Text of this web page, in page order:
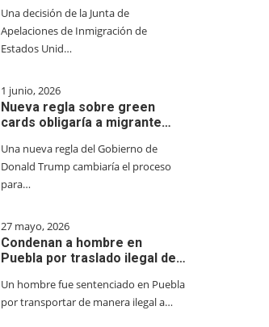
Una decisión de la Junta de
Apelaciones de Inmigración de
Estados Unid…
1 junio, 2026
Nueva regla sobre green
cards obligaría a migrante…
Una nueva regla del Gobierno de
Donald Trump cambiaría el proceso
para…
27 mayo, 2026
Condenan a hombre en
Puebla por traslado ilegal de…
Un hombre fue sentenciado en Puebla
por transportar de manera ilegal a…